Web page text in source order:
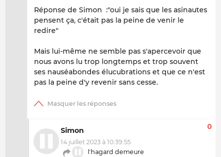
Réponse de Simon :"oui je sais que les asinautes
pensent ça, c'était pas la peine de venir le
redire"
Mais lui-même ne semble pas s'apercevoir que
nous avons lu trop longtemps et trop souvent
ses nauséabondes élucubrations et que ce n'est
pas la peine d'y revenir sans cesse.
Simon
14 juillet 2023 à 10:39:55
l'hagard demeure
0